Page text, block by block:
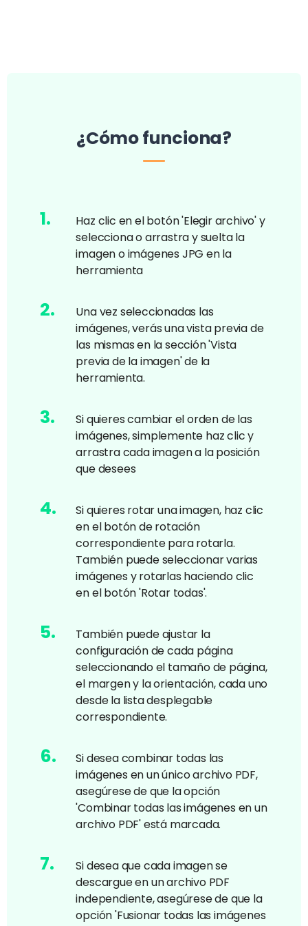
¿Cómo funciona?
1.
Haz clic en el botón 'Elegir archivo' y
selecciona o arrastra y suelta la
imagen o imágenes JPG en la
herramienta
2.
Una vez seleccionadas las
imágenes, verás una vista previa de
las mismas en la sección 'Vista
previa de la imagen' de la
herramienta.
3.
Si quieres cambiar el orden de las
imágenes, simplemente haz clic y
arrastra cada imagen a la posición
que desees
4.
Si quieres rotar una imagen, haz clic
en el botón de rotación
correspondiente para rotarla.
También puede seleccionar varias
imágenes y rotarlas haciendo clic
en el botón 'Rotar todas'.
5.
También puede ajustar la
configuración de cada página
seleccionando el tamaño de página,
el margen y la orientación, cada uno
desde la lista desplegable
correspondiente.
6.
Si desea combinar todas las
imágenes en un único archivo PDF,
asegúrese de que la opción
'Combinar todas las imágenes en un
archivo PDF' está marcada.
7.
Si desea que cada imagen se
descargue en un archivo PDF
independiente, asegúrese de que la
opción 'Fusionar todas las imágenes